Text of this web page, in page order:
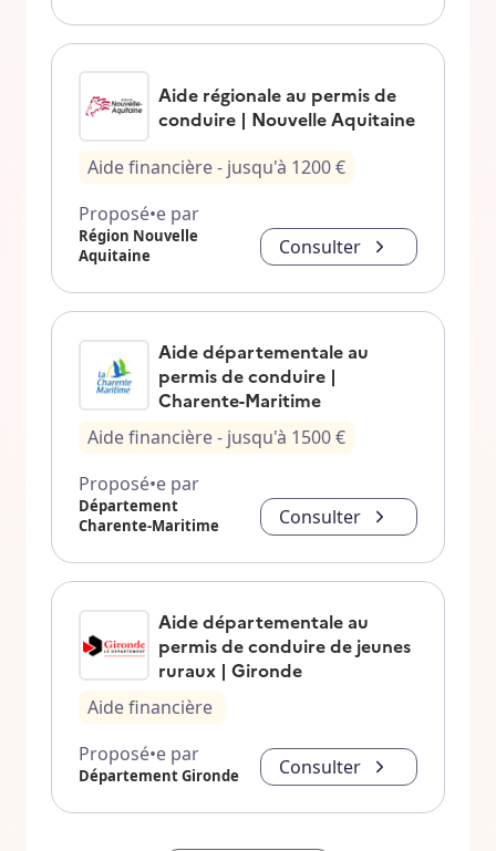
Aide régionale au permis de
conduire | Nouvelle Aquitaine
Aide financière- jusqu'à 1200€
Proposé•e par
Région Nouvelle
Aquitaine
Consulter
Aide départementale au
permis de conduire |
Charente-Maritime
Aide financière- jusqu'à 1500€
Proposé•e par
Département
Charente-Maritime
Consulter
Aide départementale au
permis de conduire de jeunes
ruraux | Gironde
Aide financière
Proposé•e par
Département Gironde Consulter